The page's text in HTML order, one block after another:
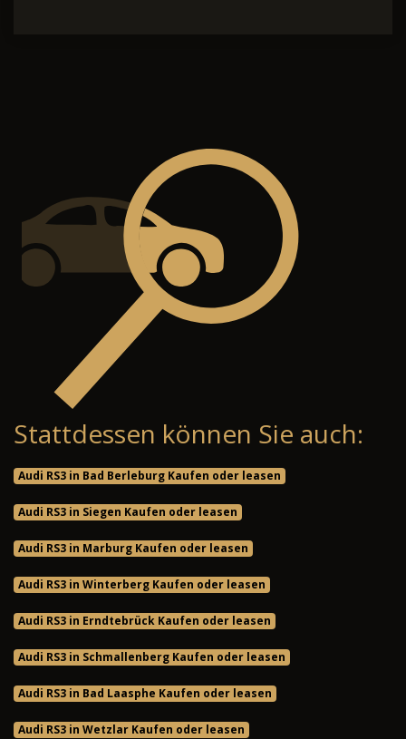
Stattdessen können Sie auch:
Audi RS3 in Bad Berleburg Kaufen oder leasen
Audi RS3 in Siegen Kaufen oder leasen
Audi RS3 in Marburg Kaufen oder leasen
Audi RS3 in Winterberg Kaufen oder leasen
Audi RS3 in Erndtebrück Kaufen oder leasen
Audi RS3 in Schmallenberg Kaufen oder leasen
Audi RS3 in Bad Laasphe Kaufen oder leasen
Audi RS3 in Wetzlar Kaufen oder leasen